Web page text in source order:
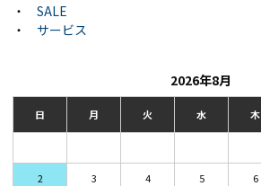
・
SALE
・
サービス
2026年8月
日 月 火 水 木
2 3 4 5 6